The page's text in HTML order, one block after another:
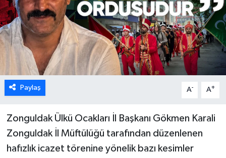
Paylaş A- A+
Zonguldak Ülkü Ocakları İl Başkanı Gökmen Karali
Zonguldak İl Müftülüğü tarafından düzenlenen
hafızlık icazet törenine yönelik bazı kesimler